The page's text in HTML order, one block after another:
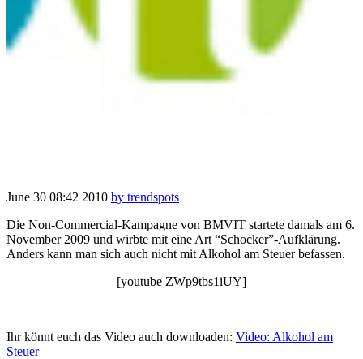
June 30 08:42 2010 by trendspots
Die Non-Commercial-Kampagne von BMVIT startete damals am 6.
November 2009 und wirbte mit eine Art “Schocker”-Aufklärung.
Anders kann man sich auch nicht mit Alkohol am Steuer befassen.
[youtube ZWp9tbs1iUY]
Ihr könnt euch das Video auch downloaden: Video: Alkohol am
Steuer